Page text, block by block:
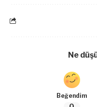
Ne
Beğendim